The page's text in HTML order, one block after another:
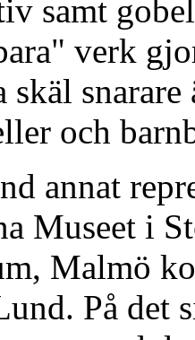
samt
verk
skäl
och
annat
Museet i
Malmö
På det